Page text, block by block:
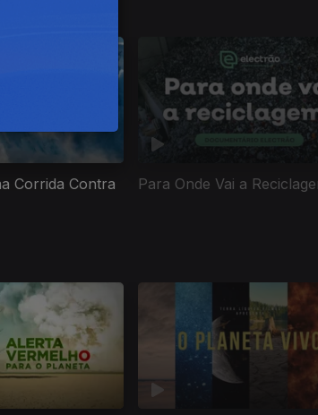
Corrida Contra
Para Onde Vai a